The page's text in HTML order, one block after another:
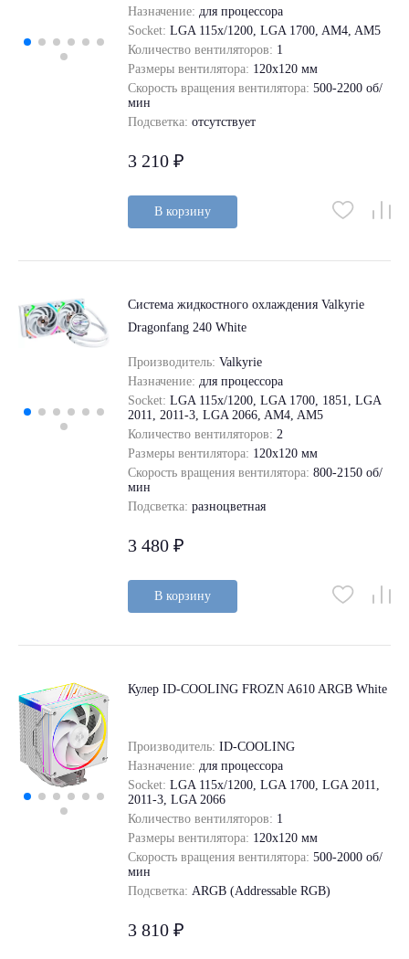
Назначение: для процессора
Socket: LGA 115x/1200, LGA 1700, AM4, AM5
Количество вентиляторов: 1
Размеры вентилятора: 120x120 мм
Скорость вращения вентилятора: 500-2200 об/
мин
Подсветка: отсутствует
3 210 ₽
В корзину
Система жидкостного охлаждения Valkyrie
Dragonfang 240 White
Производитель: Valkyrie
Назначение: для процессора
Socket: LGA 115x/1200, LGA 1700, 1851, LGA
2011, 2011-3, LGA 2066, AM4, AM5
Количество вентиляторов: 2
Размеры вентилятора: 120x120 мм
Скорость вращения вентилятора: 800-2150 об/
мин
Подсветка: разноцветная
3 480 ₽
В корзину
Кулер ID-COOLING FROZN A610 ARGB White
Производитель: ID-COOLING
Назначение: для процессора
Socket: LGA 115x/1200, LGA 1700, LGA 2011,
2011-3, LGA 2066
Количество вентиляторов: 1
Размеры вентилятора: 120x120 мм
Скорость вращения вентилятора: 500-2000 об/
мин
Подсветка: ARGB (Addressable RGB)
3 810 ₽